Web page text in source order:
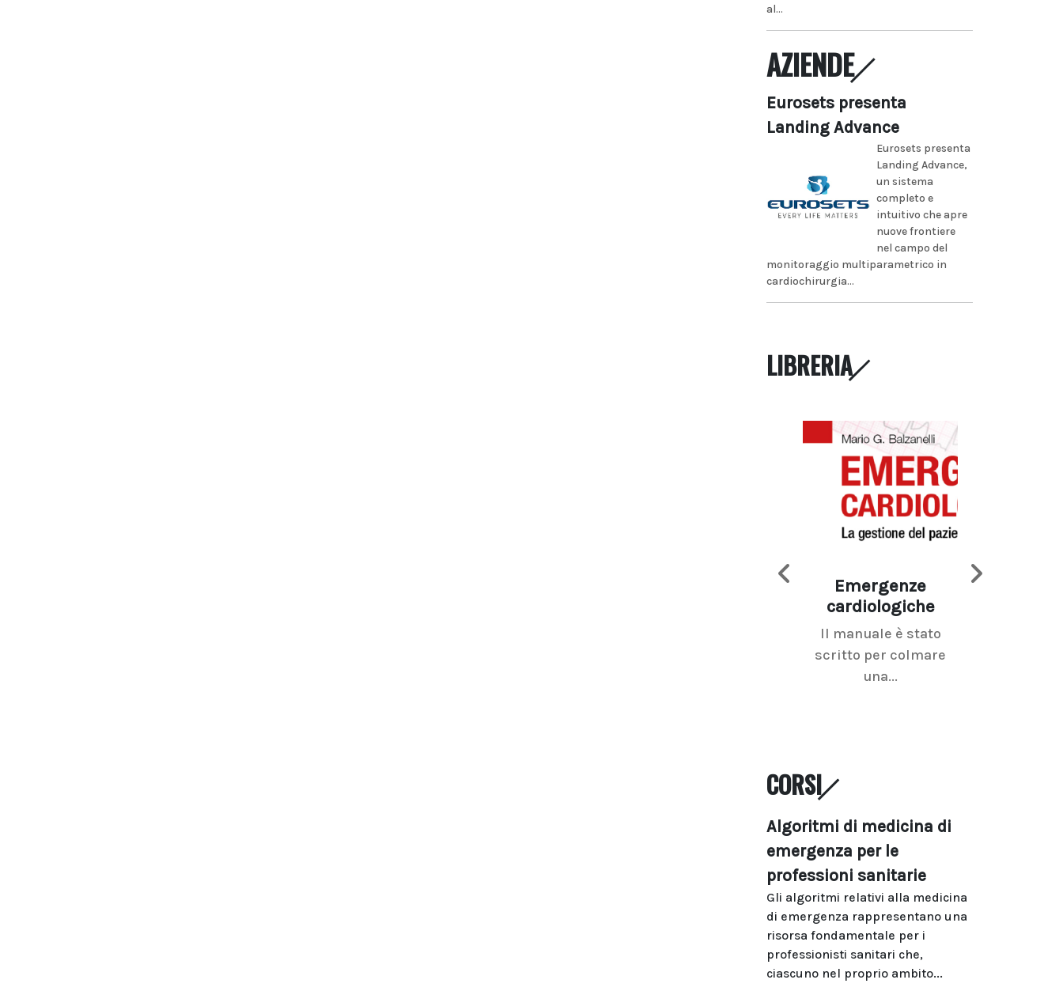
al...
AZIENDE
Eurosets presenta
Landing Advance
Eurosets presenta
Landing Advance,
un sistema
completo e
intuitivo che apre
nuove frontiere
nel campo del
monitoraggio multiparametrico in
cardiochirurgia...
LIBRERIA
Emergenze
cardiologiche
Il manuale è stato
scritto per colmare
una...
CORSI
Algoritmi di medicina di
emergenza per le
professioni sanitarie
Gli algoritmi relativi alla medicina
di emergenza rappresentano una
risorsa fondamentale per i
professionisti sanitari che,
ciascuno nel proprio ambito...